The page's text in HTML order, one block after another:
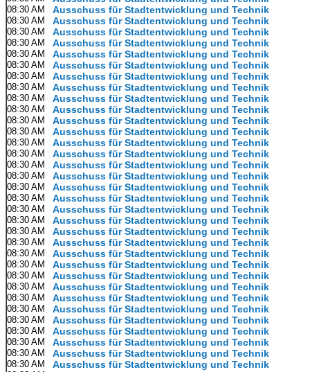
08:30 AM Ausschuss für Stadtentwicklung und Technik
08:30 AM Ausschuss für Stadtentwicklung und Technik
08:30 AM Ausschuss für Stadtentwicklung und Technik
08:30 AM Ausschuss für Stadtentwicklung und Technik
08:30 AM Ausschuss für Stadtentwicklung und Technik
08:30 AM Ausschuss für Stadtentwicklung und Technik
08:30 AM Ausschuss für Stadtentwicklung und Technik
08:30 AM Ausschuss für Stadtentwicklung und Technik
08:30 AM Ausschuss für Stadtentwicklung und Technik
08:30 AM Ausschuss für Stadtentwicklung und Technik
08:30 AM Ausschuss für Stadtentwicklung und Technik
08:30 AM Ausschuss für Stadtentwicklung und Technik
08:30 AM Ausschuss für Stadtentwicklung und Technik
08:30 AM Ausschuss für Stadtentwicklung und Technik
08:30 AM Ausschuss für Stadtentwicklung und Technik
08:30 AM Ausschuss für Stadtentwicklung und Technik
08:30 AM Ausschuss für Stadtentwicklung und Technik
08:30 AM Ausschuss für Stadtentwicklung und Technik
08:30 AM Ausschuss für Stadtentwicklung und Technik
08:30 AM Ausschuss für Stadtentwicklung und Technik
08:30 AM Ausschuss für Stadtentwicklung und Technik
08:30 AM Ausschuss für Stadtentwicklung und Technik
08:30 AM Ausschuss für Stadtentwicklung und Technik
08:30 AM Ausschuss für Stadtentwicklung und Technik
08:30 AM Ausschuss für Stadtentwicklung und Technik
08:30 AM Ausschuss für Stadtentwicklung und Technik
08:30 AM Ausschuss für Stadtentwicklung und Technik
08:30 AM Ausschuss für Stadtentwicklung und Technik
08:30 AM Ausschuss für Stadtentwicklung und Technik
08:30 AM Ausschuss für Stadtentwicklung und Technik
08:30 AM Ausschuss für Stadtentwicklung und Technik
08:30 AM Ausschuss für Stadtentwicklung und Technik
08:30 AM Ausschuss für Stadtentwicklung und Technik